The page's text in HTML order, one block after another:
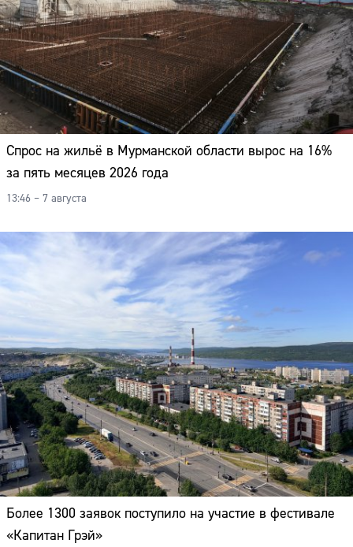
Спрос на жильё в Мурманской области вырос на 16%
за пять месяцев 2026 года
13:46 – 7 августа
Более 1300 заявок поступило на участие в фестивале
«Капитан Грэй»